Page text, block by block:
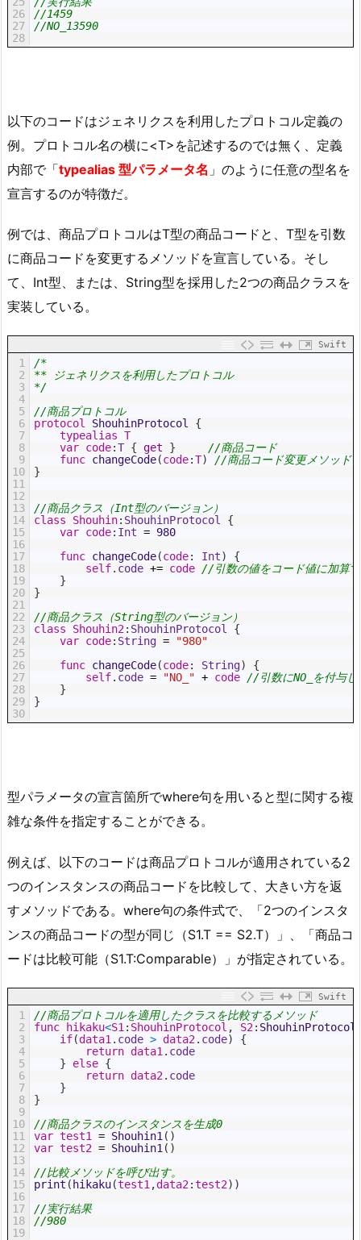
26
27
28
//1459
//NO_13590
以下のコードはジェネリクスを利用したプロトコル定義の
例。プロトコル名の横に<T>を記述するのでは無く、定義
内部で「typealias 型パラメータ名 」のように任意の型名を
宣言するのが特徴だ。
例では、商品プロトコルはT型の商品コードと、T型を引数
に商品コードを変更するメソッドを宣言している。そし
て、Int型、または、String型を採用した2つの商品クラスを
実装している。
Swift
1
2
3
4
5
6
7
8
9
10
11
12
13
14
15
16
17
18
19
20
21
22
23
24
25
26
27
28
29
30
/*
** ジェネリクスを利用したプロトコル
*/
//商品プロトコル
protocol
ShouhinProtocol
{
typealias T
var code:T { get }
//商品コード
func changeCode(code:T)
//商品コード変更メソッド
}
//商品クラス（Int型のバージョン）
class
Shouhin: ShouhinProtocol
{
var code: Int = 980
func changeCode(code: Int)
{
self. code += code //引数の値をコード値に加算
}
}
//商品クラス（String型のバージョン）
class
Shouhin2: ShouhinProtocol
{
var code: String =
"980"
func changeCode(code: String)
{
self. code = "NO_" + code //引数にNO_を付与し
}
}
型パラメータの宣言箇所でwhere句を用いると型に関する複
雑な条件を指定することができる。
例えば、以下のコードは商品プロトコルが適用されている2
つのインスタンスの商品コードを比較して、大きい方を返
すメソッドである。where句の条件式で、「2つのインスタ
ンスの商品コードの型が同じ（S1.T == S2.T）」、「商品コ
ードは比較可能（S1.T:Comparable）」が指定されている。
Swift
1
2
3
4
5
6
7
8
9
10
11
12
13
14
15
16
17
18
19
//商品プロトコルを適用したクラスを比較するメソッド
func hikaku<S1 : ShouhinProtocol , S2:
if(data1 . code > data2. code)
{
return data1 . code
}
else {
return data2. code
}
}
//商品クラスのインスタンスを生成0
var test1 = Shouhin1 ( )
var test2 = Shouhin1 ( )
//比較メソッドを呼び出す。
print (hikaku(test1 ,data2:test2) )
//実行結果
//980